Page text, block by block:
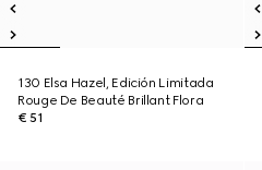
130 Elsa Hazel, Edición Limitada
Rouge De Beauté Brillant Flora
€ 51